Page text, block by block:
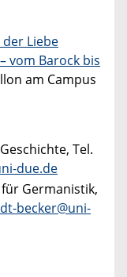
Liebe
vom Barock bis
am Campus
Tel.
due.de
Germanistik,
becker@uni-